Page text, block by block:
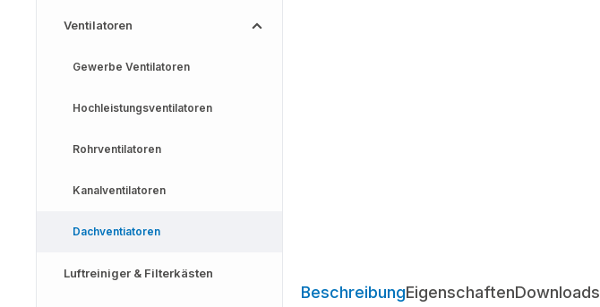
Ventilatoren
Gewerbe Ventilatoren
Hochleistungsventilatoren
Rohrventilatoren
Kanalventilatoren
Dachventiatoren
Luftreiniger & Filterkästen
BeschreibungEigenschaftenDownloads